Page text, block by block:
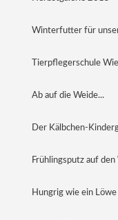
Winterfutter für
Tierpflegerschule
Ab auf die Weide...
Der Kälbchen-
Frühlingsputz auf
Hungrig wie ein